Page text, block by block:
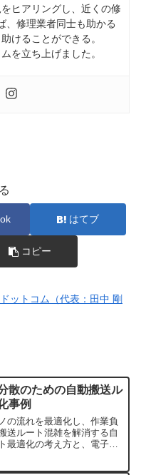
ヒアリングし、近くの修
、修理業者同士も助かる
けることができる。
を立ち上げました。
はてブ
コピー
ットコム（代表：田中 剛
散のための自動搬送ル
事例
の流れを最適化し、作業負
送ルート混雑を解消する自
最適化の考え方と、電子部